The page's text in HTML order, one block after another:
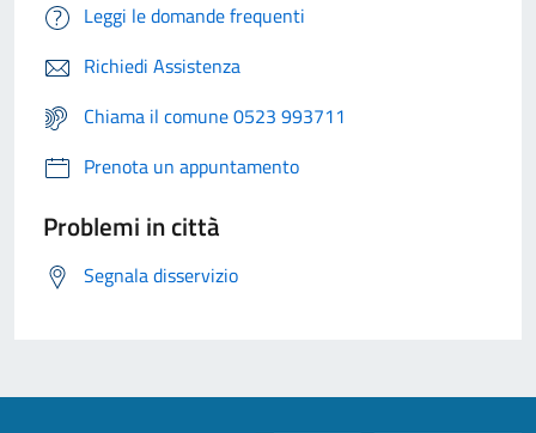
Leggi le domande frequenti
Richiedi Assistenza
Chiama il comune 0523 993711
Prenota un appuntamento
Problemi in città
Segnala disservizio